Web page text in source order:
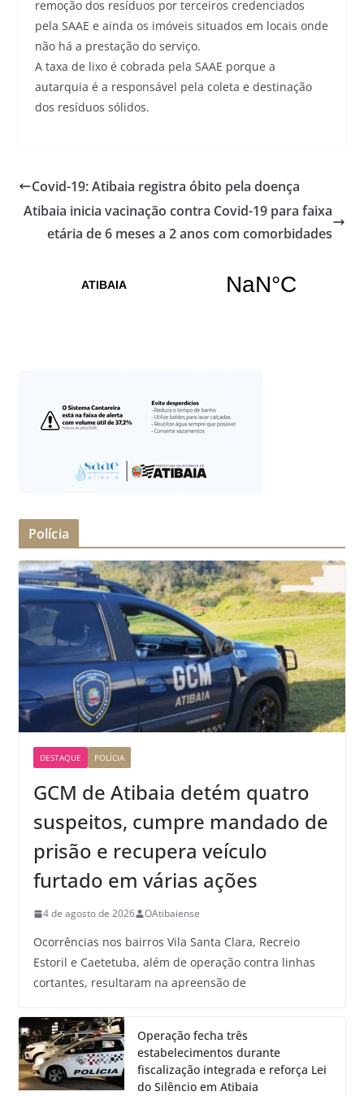
remoção dos resíduos por terceiros credenciados
pela SAAE e ainda os imóveis situados em locais onde
não há a prestação do serviço.
A taxa de lixo é cobrada pela SAAE porque a
autarquia é a responsável pela coleta e destinação
dos resíduos sólidos.
Covid-19: Atibaia registra óbito pela doença
Atibaia inicia vacinação contra Covid-19 para faixa
etária de 6 meses a 2 anos com comorbidades
Polícia
DESTAQUE POLÍCIA
GCM de Atibaia detém quatro
suspeitos, cumpre mandado de
prisão e recupera veículo
furtado em várias ações
4 de agosto de 2026 OAtibaiense
Ocorrências nos bairros Vila Santa Clara, Recreio
Estoril e Caetetuba, além de operação contra linhas
cortantes, resultaram na apreensão de
Operação fecha três
estabelecimentos durante
fiscalização integrada e reforça Lei
do Silêncio em Atibaia